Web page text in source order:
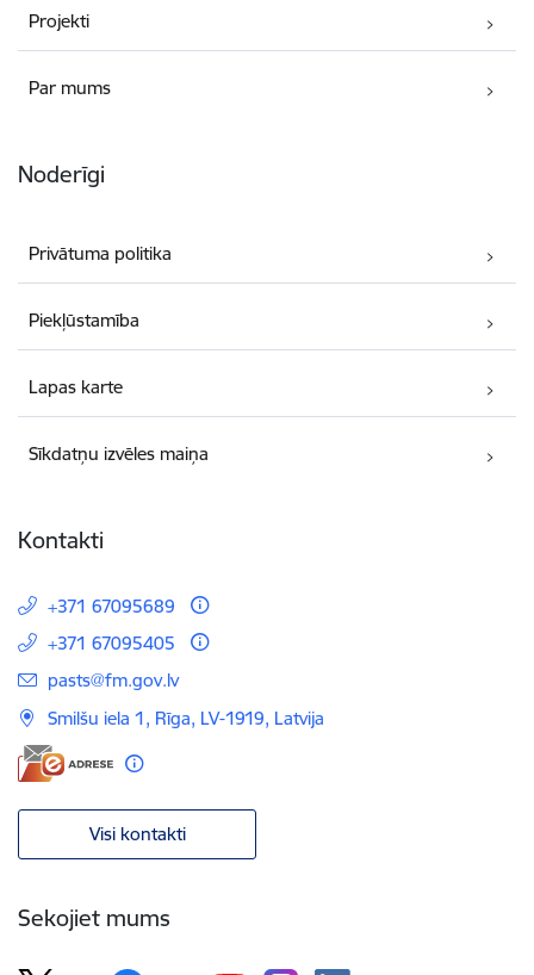
Projekti
Par mums
Noderīgi
Privātuma politika
Piekļūstamība
Lapas karte
Sīkdatņu izvēles maiņa
Kontakti
+371 67095689
+371 67095405
E-pasts:
pasts@fm.gov.lv
Smilšu iela 1, Rīga, LV-1919, Latvija
Visi kontakti
Sekojiet mums